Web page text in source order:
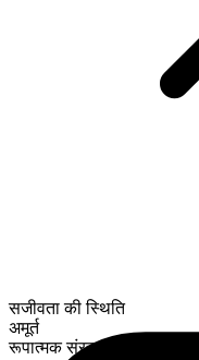
सजीवता की स्थिति
अमूर्त
रूपात्मक संरचना